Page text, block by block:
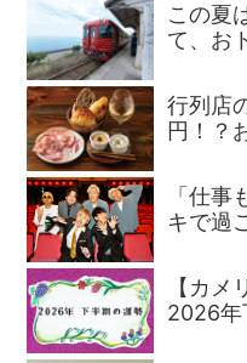
この夏
て、お
行列店
円！？
「仕
キで過
【カメ
2026年